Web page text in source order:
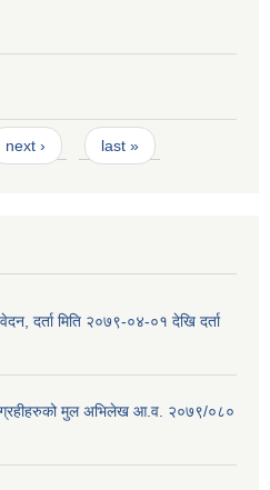
next › last »
दर्ता मिति २०७९-०४-०१ देखि दर्ता
मुल अभिलेख आ.व. २०७९/०८०